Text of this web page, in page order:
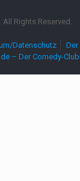
All Rights Reserved.
Datenschutz
– Der Comedy-Club